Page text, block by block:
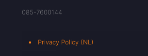
085-7600144
Privacy Policy (NL)